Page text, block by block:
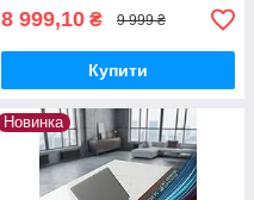
8 999,10 ₴ 9 999 ₴
Купити
Новинка